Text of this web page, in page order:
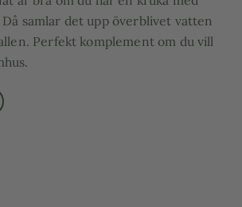
samlar det upp överblivet vatten
Perfekt komplement om du vill
cm